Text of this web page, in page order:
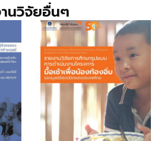
นวิจัยอื่นๆ